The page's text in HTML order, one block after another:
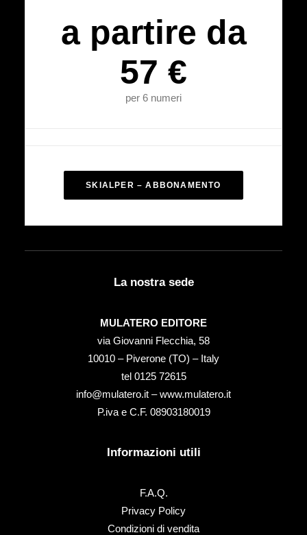
a partire da
57 €
per 6 numeri
SKIALPER – ABBONAMENTO
La nostra sede
MULATERO EDITORE
via Giovanni Flecchia, 58
10010 – Piverone (TO) – Italy
tel ‭0125 72615‬
info@mulatero.it –www.mulatero.it
P.iva e C.F. 08903180019
Informazioni utili
F.A.Q.
Privacy Policy
Condizioni di vendita